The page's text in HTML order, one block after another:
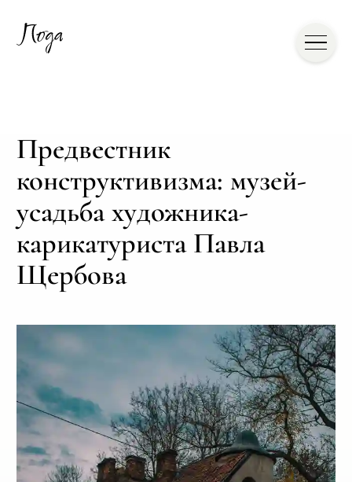
Предвестник
конструктивизма: музей-
усадьба художника-
карикатуриста Павла
Щербова